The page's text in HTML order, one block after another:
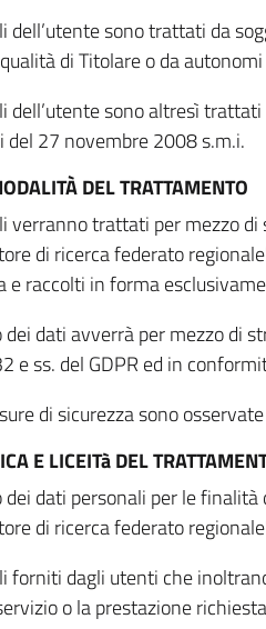
dell’utente sono trattati da
di Titolare o da
dell’utente sono altresì
del 27 novembre 2008 s.m.i.
DEL TRATTAMENTO
verranno trattati per mezzo
di ricerca federato
e raccolti in forma
dati avverrà per mezzo di
e ss. del GDPR ed in
di sicurezza sono
E LICEITà DEL
dati personali per le
di ricerca federato
forniti dagli utenti che
o la prestazione